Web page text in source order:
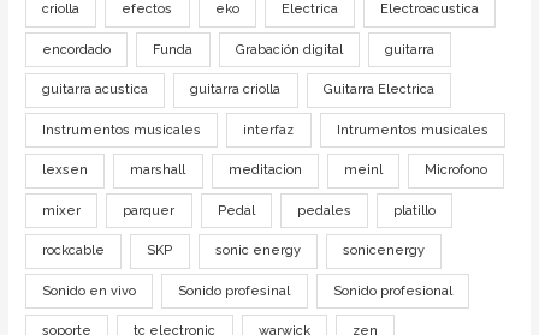
criolla efectos eko Electrica Electroacustica
encordado Funda Grabación digital guitarra
guitarra acustica guitarra criolla Guitarra Electrica
Instrumentos musicales interfaz Intrumentos musicales
lexsen marshall meditacion meinl Microfono
mixer parquer Pedal pedales platillo
rockcable SKP sonic energy sonicenergy
Sonido en vivo Sonido profesinal Sonido profesional
soporte tc electronic warwick zen